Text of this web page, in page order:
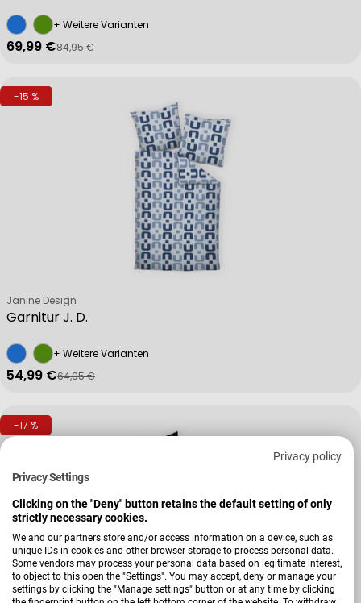
Privacy policy
Privacy Settings
Clicking on the "Deny" button retains the default setting of only
strictly necessary cookies.
We and our partners store and/or access information on a device, such as
unique IDs in cookies and other browser storage to process personal data.
Some vendors may process your personal data based on legitimate interest,
to object to this open the "Settings". You may accept, deny or manage your
settings by clicking the "Manage settings" button or at any time by clicking
+ Weitere Varianten
Verkaufspreis
69,99 €
Regulärer Preis
84,95 €
-15 %
Garnitur J. D.
Verkäufer:
Janine Design
+ Weitere Varianten
Verkaufspreis
54,99 €
Regulärer Preis
64,95 €
-17 %